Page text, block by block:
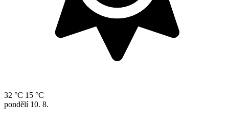
32 °C 15 °C
pondělí 10. 8.